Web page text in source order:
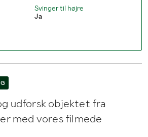
Svinger til højre
Ja
udforsk objektet fra
med vores filmede